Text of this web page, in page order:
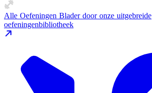
Alle Oefeningen Blader door onze uitgebreide
oefeningenbibliotheek